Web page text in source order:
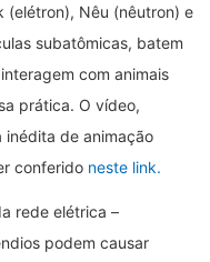
(elétron), Nêu (nêutron) e
subatômicas, batem
com animais
prática. O vídeo,
inédita de animação
conferido neste link.
rede elétrica –
podem causar